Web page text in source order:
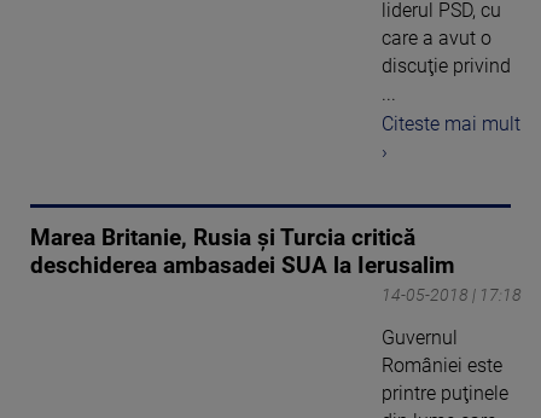
liderul PSD, cu
care a avut o
discuţie privind
...
Citeste mai mult
›
Marea Britanie, Rusia şi Turcia critică
deschiderea ambasadei SUA la Ierusalim
14-05-2018 | 17:18
Guvernul
României este
printre puţinele